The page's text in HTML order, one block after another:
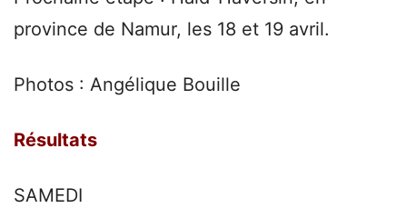
province de Namur, les 18 et 19 avril.
Photos : Angélique Bouille
Résultats
SAMEDI